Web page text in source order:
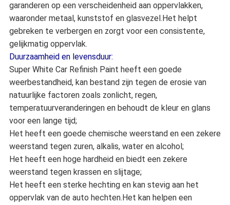
garanderen op een verscheidenheid aan oppervlakken,
waaronder metaal, kunststof en glasvezel.Het helpt
gebreken te verbergen en zorgt voor een consistente,
gelijkmatig oppervlak.
Duurzaamheid en levensduur:
Super White Car Refinish Paint heeft een goede
weerbestandheid, kan bestand zijn tegen de erosie van
natuurlijke factoren zoals zonlicht, regen,
temperatuurveranderingen en behoudt de kleur en glans
voor een lange tijd;
Het heeft een goede chemische weerstand en een zekere
weerstand tegen zuren, alkalis, water en alcohol;
Het heeft een hoge hardheid en biedt een zekere
weerstand tegen krassen en slijtage;
Het heeft een sterke hechting en kan stevig aan het
oppervlak van de auto hechten.Het kan helpen een